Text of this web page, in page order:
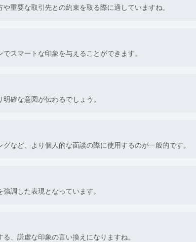
重要な取引先との約束を取る際に適していますね。
スマートな印象を与えることができます。
確な意図が伝わるでしょう。
など、より個人的な面談の際に使用するのが一般的です。
調した表現となっています。
、謙虚な印象の言い換えになりますね。